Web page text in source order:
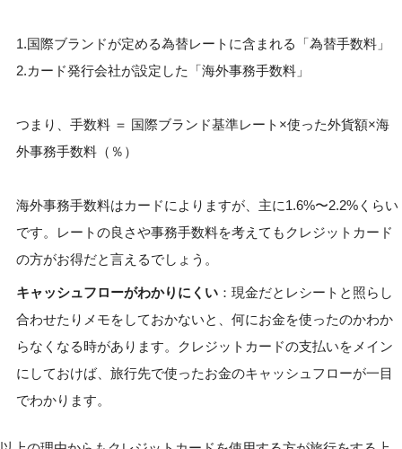
1.国際ブランドが定める為替レートに含まれる「為替手数料」
2.カード発行会社が設定した「海外事務手数料」
つまり、手数料 ＝ 国際ブランド基準レート×使った外貨額×海
外事務手数料（％）
海外事務手数料はカードによりますが、主に1.6%〜2.2%くらい
です。レートの良さや事務手数料を考えてもクレジットカード
の方がお得だと言えるでしょう。
キャッシュフローがわかりにくい ：現金だとレシートと照らし
合わせたりメモをしておかないと、何にお金を使ったのかわか
らなくなる時があります。クレジットカードの支払いをメイン
にしておけば、旅行先で使ったお金のキャッシュフローが一目
でわかります。